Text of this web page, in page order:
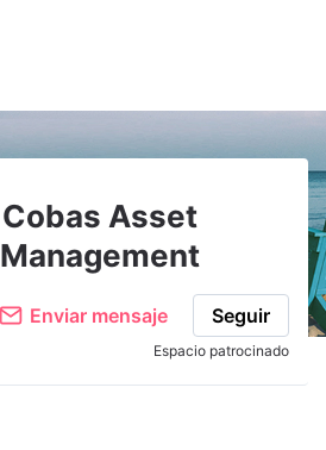
Cobas Asset
Management
Enviar mensaje Seguir
Espacio patrocinado